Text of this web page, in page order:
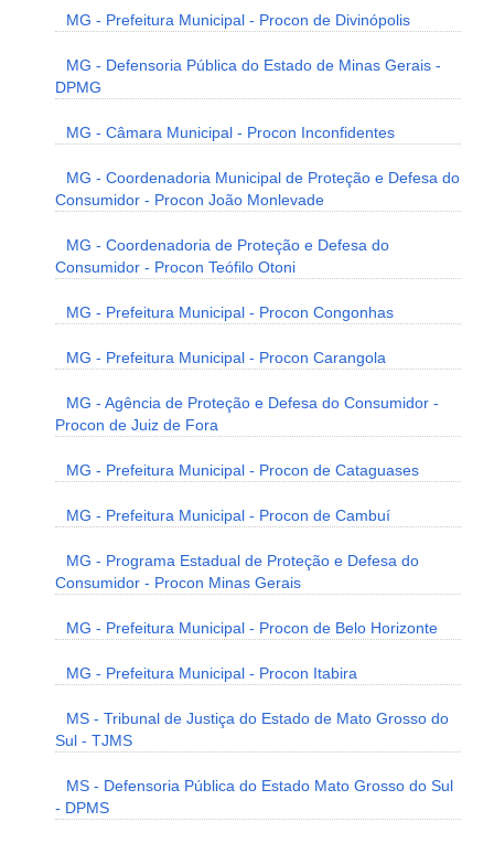
MG - Prefeitura Municipal - Procon de Divinópolis
MG - Defensoria Pública do Estado de Minas Gerais -
DPMG
MG - Câmara Municipal - Procon Inconfidentes
MG - Coordenadoria Municipal de Proteção e Defesa do
Consumidor - Procon João Monlevade
MG - Coordenadoria de Proteção e Defesa do
Consumidor - Procon Teófilo Otoni
MG - Prefeitura Municipal - Procon Congonhas
MG - Prefeitura Municipal - Procon Carangola
MG - Agência de Proteção e Defesa do Consumidor -
Procon de Juiz de Fora
MG - Prefeitura Municipal - Procon de Cataguases
MG - Prefeitura Municipal - Procon de Cambuí
MG - Programa Estadual de Proteção e Defesa do
Consumidor - Procon Minas Gerais
MG - Prefeitura Municipal - Procon de Belo Horizonte
MG - Prefeitura Municipal - Procon Itabira
MS - Tribunal de Justiça do Estado de Mato Grosso do
Sul - TJMS
MS - Defensoria Pública do Estado Mato Grosso do Sul
- DPMS